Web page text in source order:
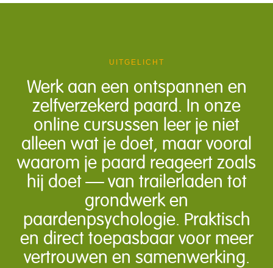
UITGELICHT
Werk aan een ontspannen en
zelfverzekerd paard. In onze
online cursussen leer je niet
alleen wat je doet, maar vooral
waarom je paard reageert zoals
hij doet — van trailerladen tot
grondwerk en
paardenpsychologie. Praktisch
en direct toepasbaar voor meer
vertrouwen en samenwerking.